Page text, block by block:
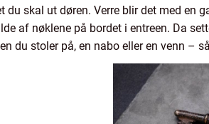
du skal ut døren. Verre blir det med en
af nøklene på bordet i entreen. Da
du stoler på, en nabo eller en venn –